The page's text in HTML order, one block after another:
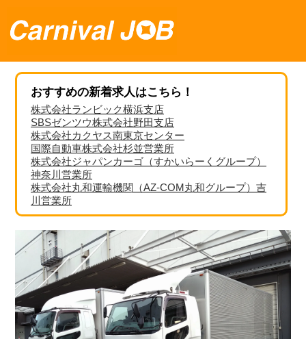
おすすめの新着求人はこちら！
株式会社ランビック横浜支店
SBSゼンツウ株式会社野田支店
株式会社カクヤス南東京センター
国際自動車株式会社杉並営業所
株式会社ジャパンカーゴ（すかいらーくグループ）
神奈川営業所
株式会社丸和運輸機関（AZ-COM丸和グループ）吉
川営業所